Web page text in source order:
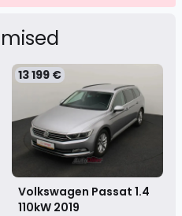
13 199 €
Volkswagen Passat 1.4
110kW 2019